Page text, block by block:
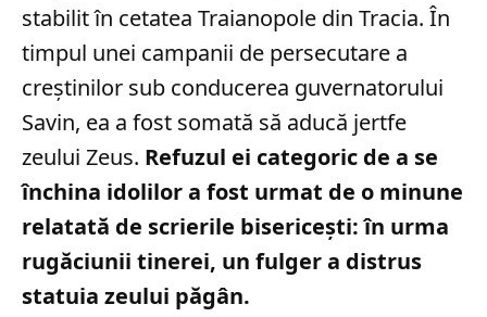
stabilit în cetatea Traianopole din Tracia. În
timpul unei campanii de persecutare a
creștinilor sub conducerea guvernatorului
Savin, ea a fost somată să aducă jertfe
zeului Zeus. Refuzul ei categoric de a se
închina idolilor a fost urmat de o minune
relatată de scrierile bisericești: în urma
rugăciunii tinerei, un fulger a distrus
statuia zeului păgân.